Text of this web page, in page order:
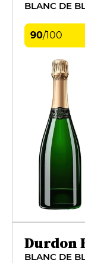
BLANC DE
90/100
Durdon
BLANC DE